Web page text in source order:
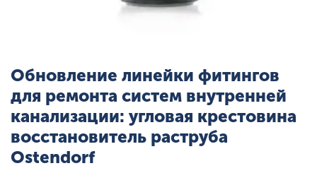
Обновление линейки фитингов
для ремонта систем внутренней
канализации: угловая крестовина
восстановитель раструба
Ostendorf